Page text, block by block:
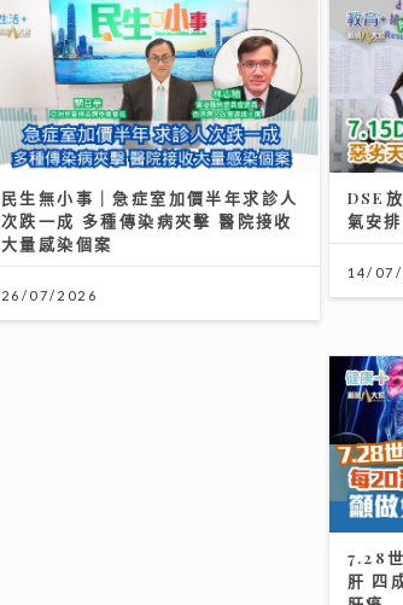
民生無小事｜急症室加價半年求診人
次跌一成 多種傳染病夾擊 醫院接收
大量感染個案
26/07/2026